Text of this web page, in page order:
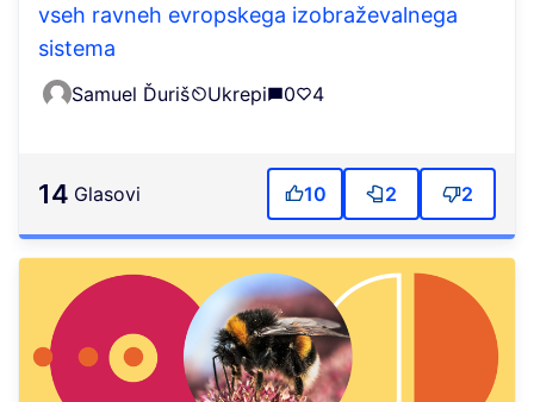
vseh ravneh evropskega izobraževalnega
sistema
Samuel Ďuriš Ukrepi 0 4
14 Glasovi 10 2 2